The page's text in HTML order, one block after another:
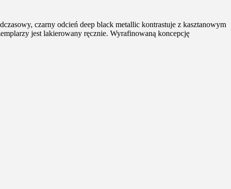
czarny odcień deep black metallic kontrastuje z kasztanowym
jest lakierowany ręcznie. Wyrafinowaną koncepcję